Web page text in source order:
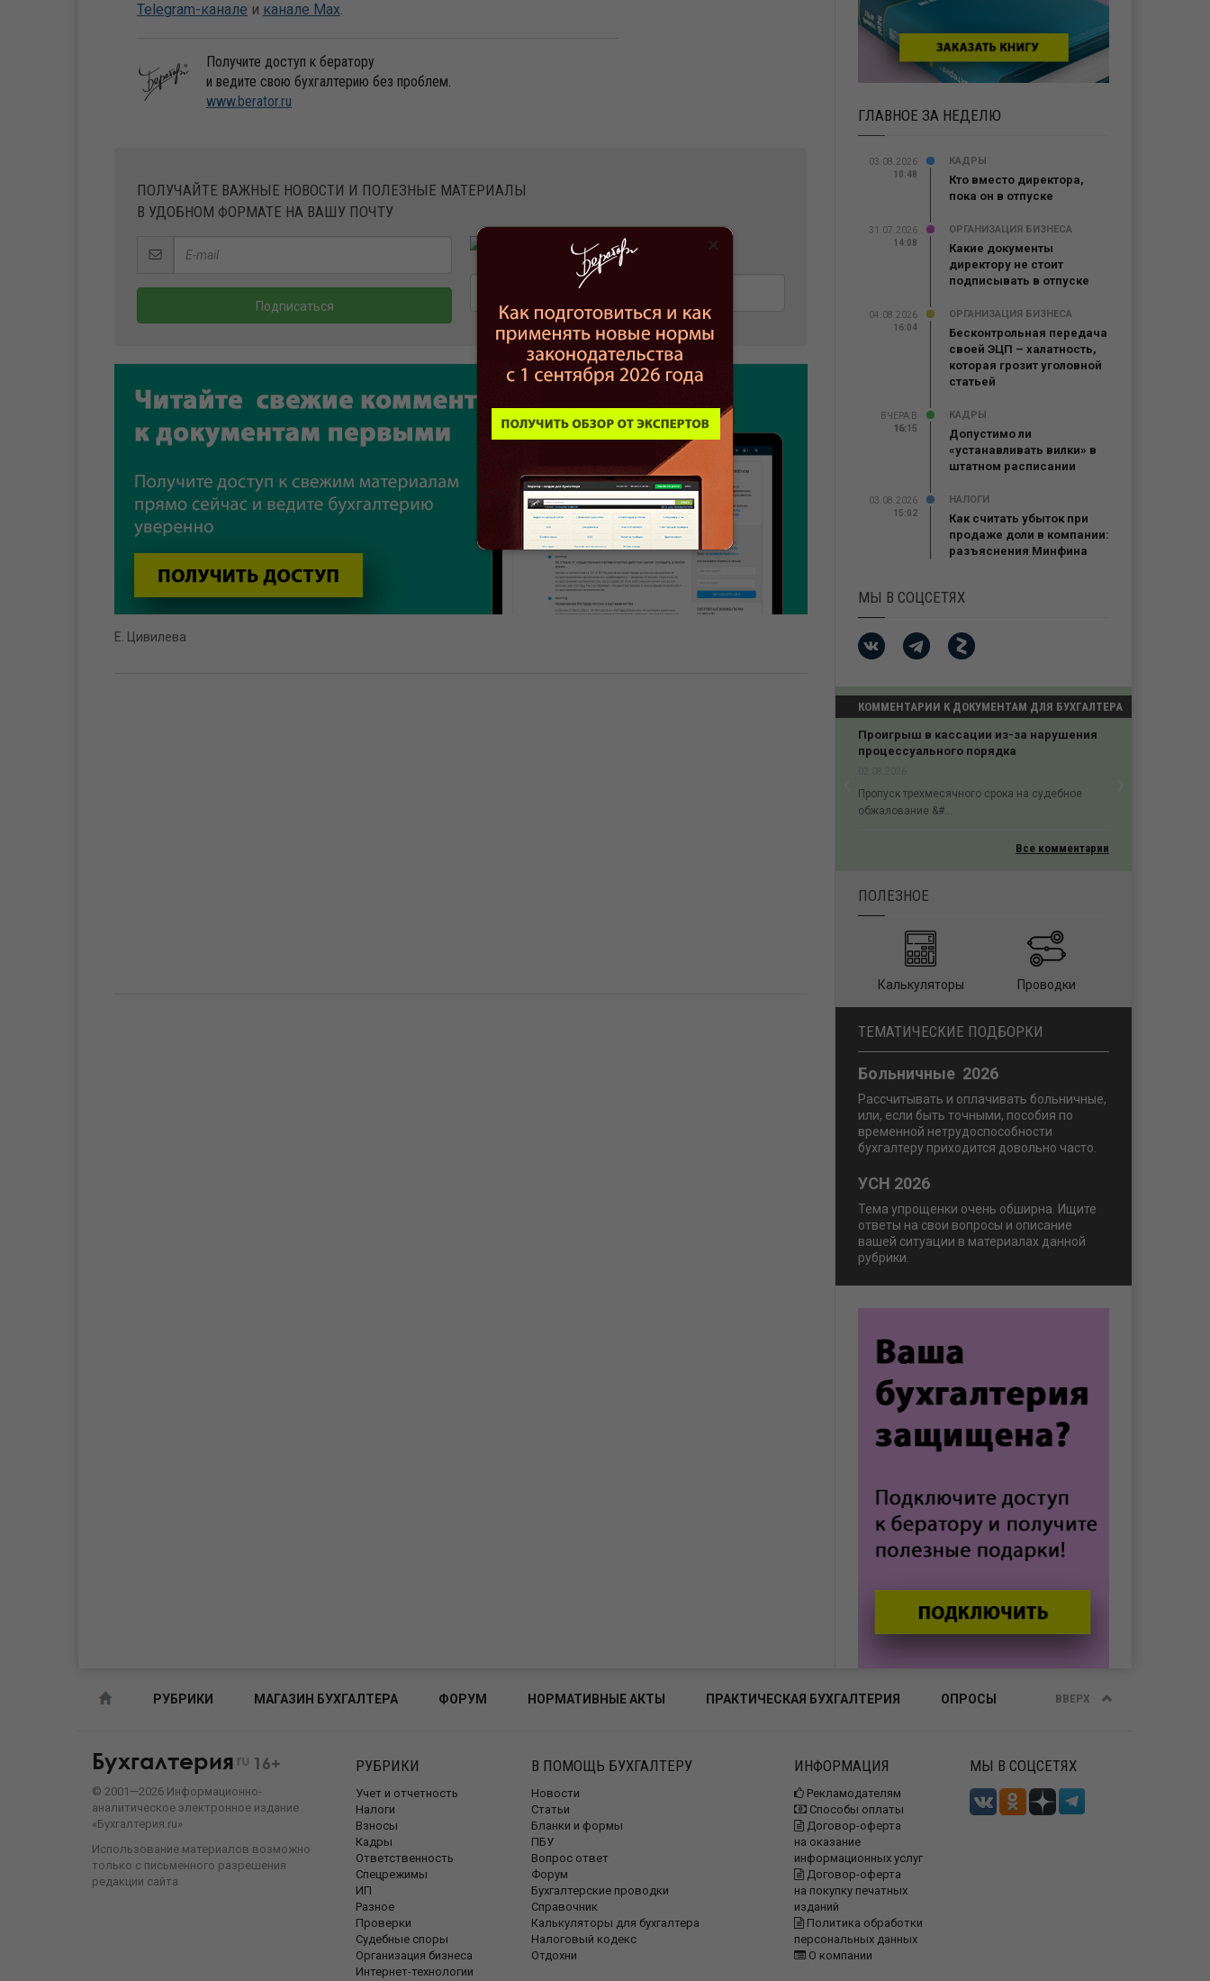
Telegram-канале и канале Max.
Получите доступ к бератору
и ведите свою бухгалтерию без проблем.
www.berator.ru
ПОЛУЧАЙТЕ ВАЖНЫЕ НОВОСТИ И ПОЛЕЗНЫЕ МАТЕРИАЛЫ
В УДОБНОМ ФОРМАТЕ НА ВАШУ ПОЧТУ
Е. Цивилева
ГЛАВНОЕ ЗА НЕДЕЛЮ
03.08.2026
10:48
КАДРЫ
Кто вместо директора,
пока он в отпуске
31.07.2026
14:08
ОРГАНИЗАЦИЯ БИЗНЕСА
Какие документы
директору не стоит
подписывать в отпуске
04.08.2026
16:04
ОРГАНИЗАЦИЯ БИЗНЕСА
Бесконтрольная передача
своей ЭЦП – халатность,
которая грозит уголовной
статьей
ВЧЕРА В
16:15
16:15
КАДРЫ
Допустимо ли
«устанавливать вилки» в
штатном расписании
03.08.2026
15:02
НАЛОГИ
Как считать убыток при
продаже доли в компании:
разъяснения Минфина
МЫ В СОЦСЕТЯХ
КОММЕНТАРИИ К ДОКУМЕНТАМ ДЛЯ БУХГАЛТЕРА
Проигрыш в кассации из-за нарушения
процессуального порядка
Пропуск трехмесячного срока на судебное
обжалование &#...
Previous
Все комментарии
ПОЛЕЗНОЕ
Калькуляторы Проводки
ТЕМАТИЧЕСКИЕ ПОДБОРКИ
Больничные 2026
Рассчитывать и оплачивать больничные,
или, если быть точными, пособия по
временной нетрудоспособности
бухгалтеру приходится довольно часто.
УСН 2026
Тема упрощенки очень обширна. Ищите
ответы на свои вопросы и описание
вашей ситуации в материалах данной
рубрики.
РУБРИКИ МАГАЗИН БУХГАЛТЕРА ФОРУМ НОРМАТИВНЫЕ АКТЫ ПРАКТИЧЕСКАЯ БУХГАЛТЕРИЯ ОПРОСЫ ВВЕРХ
Бухгалтерия ru 16+
© 2001—2026 Информационно-
аналитическое электронное издание
«Бухгалтерия.ru»
Использование материалов возможно
только с письменного разрешения
редакции сайта
РУБРИКИ
Учет и отчетность
Налоги
Взносы
Кадры
Ответственность
Спецрежимы
ИП
Разное
Проверки
Судебные споры
Организация бизнеса
Интернет-технологии
В ПОМОЩЬ БУХГАЛТЕРУ
Новости
Статьи
Бланки и формы
ПБУ
Вопрос ответ
Форум
Бухгалтерские проводки
Справочник
Калькуляторы для бухгалтера
Налоговый кодекс
Отдохни
ИНФОРМАЦИЯ
Рекламодателям
Способы оплаты
Договор-оферта
на оказание
информационных услуг
Договор-оферта
на покупку печатных
изданий
Политика обработки
персональных данных
О компании
МЫ В СОЦСЕТЯХ
×